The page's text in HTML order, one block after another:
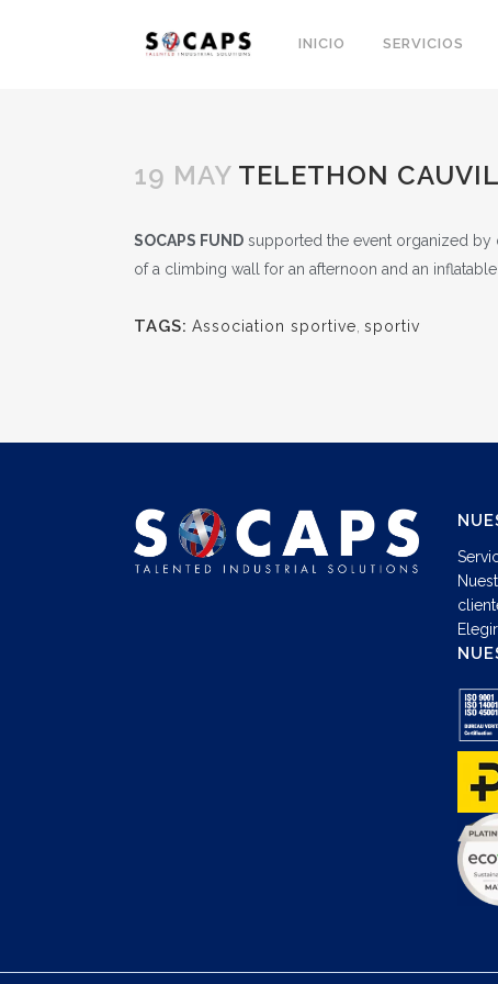
INICIO SERVICIOS
19 MAY TELETHON
SOCAPS FUND supported the event organized by
of a climbing wall for an afternoon and an
TAGS: Association sportive sportiv